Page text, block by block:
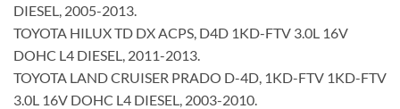
DIESEL, 2005-2013.
TOYOTA HILUX TD DX ACPS, D4D 1KD-FTV 3.0L 16V
DOHC L4 DIESEL, 2011-2013.
TOYOTA LAND CRUISER PRADO D-4D, 1KD-FTV 1KD-FTV
3.0L 16V DOHC L4 DIESEL, 2003-2010.